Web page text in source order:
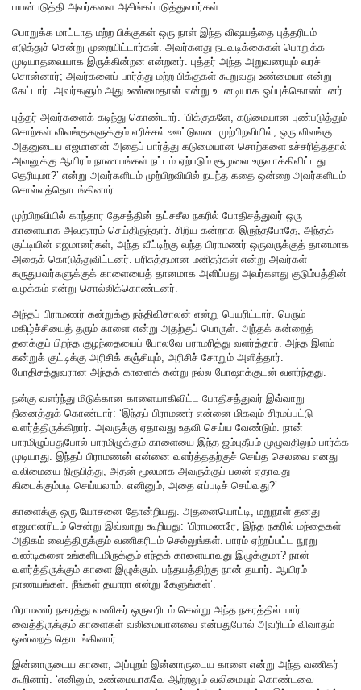
பயன்படுத்தி அவர்களை அசிங்கப்படுத்துவார்கள்.
பொறுக்க மாட்டாத மற்ற பிக்குகள் ஒரு நாள் இந்த விஷயத்தை புத்தரிடம்
எடுத்துச் சென்று முறையிட்டார்கள். அவர்களது நடவடிக்கைகள் பொறுக்க
முடியாதவையாக இருக்கின்றன என்றனர். புத்தர் அந்த அறுவரையும் வரச்
சொன்னார்; அவர்களைப் பார்த்து மற்ற பிக்குகள் கூறுவது உண்மையா என்று
கேட்டார். அவர்களும் அது உண்மைதான் என்று உடனடியாக ஒப்புக்கொண்டனர்.
புத்தர் அவர்களைக் கடிந்து கொண்டார். ‘பிக்குகளே, கடுமையான புண்படுத்தும்
சொற்கள் விலங்குகளுக்கும் எரிச்சல் ஊட்டுவன. முற்பிறவியில், ஒரு விலங்கு
அதனுடைய எஜமானன் அதைப் பார்த்து கடுமையான சொற்களை உச்சரித்ததால்
அவனுக்கு ஆயிரம் நாணயங்கள் நட்டம் ஏற்படும் சூழலை உருவாக்கிவிட்டது
தெரியுமா?’ என்று அவர்களிடம் முற்பிறவியில் நடந்த கதை ஒன்றை அவர்களிடம்
சொல்லத்தொடங்கினார்.
முற்பிறவியில் காந்தார தேசத்தின் தட்சசீல நகரில் போதிசத்துவர் ஒரு
காளையாக அவதாரம் செய்திருந்தார். சிறிய கன்றாக இருந்தபோதே, அந்தக்
குட்டியின் எஜமானர்கள், அந்த வீட்டிற்கு வந்த பிராமணர் ஒருவருக்குத் தானமாக
அதைக் கொடுத்துவிட்டனர். பரிசுத்தமான மனிதர்கள் என்று அவர்கள்
கருதுபவர்களுக்குக் காளையைத் தானமாக அளிப்பது அவர்களது குடும்பத்தின்
வழக்கம் என்று சொல்லிக்கொண்டனர்.
அந்தப் பிராமணர் கன்றுக்கு நந்திவிசாலன் என்று பெயரிட்டார். பெரும்
மகிழ்ச்சியைத் தரும் காளை என்று அதற்குப் பொருள். அந்தக் கன்றைத்
தனக்குப் பிறந்த குழந்தையைப் போலவே பராமரித்து வளர்த்தார். அந்த இளம்
கன்றுக் குட்டிக்கு அரிசிக் கஞ்சியும், அரிசிச் சோறும் அளித்தார்.
போதிசத்துவரான அந்தக் காளைக் கன்று நல்ல போஷாக்குடன் வளர்ந்தது.
நன்கு வளர்ந்து மிடுக்கான காளையாகிவிட்ட போதிசத்துவர் இவ்வாறு
நினைத்துக் கொண்டார்: ‘இந்தப் பிராமணர் என்னை மிகவும் சிரமப்பட்டு
வளர்த்திருக்கிறார். அவருக்கு ஏதாவது உதவி செய்ய வேண்டும். நான்
பாரமிழுப்பதுபோல் பாரமிழுக்கும் காளையை இந்த ஜம்புதீபம் முழுவதிலும் பார்க்க
முடியாது. இந்தப் பிராமணன் என்னை வளர்த்ததற்குச் செய்த செலவை எனது
வலிமையை நிரூபித்து, அதன் மூலமாக அவருக்குப் பலன் ஏதாவது
கிடைக்கும்படி செய்யலாம். எனினும், அதை எப்படிச் செய்வது?’
காளைக்கு ஒரு யோசனை தோன்றியது. அதனையொட்டி, மறுநாள் தனது
எஜமானரிடம் சென்று இவ்வாறு கூறியது: ‘பிராமணரே, இந்த நகரில் மந்தைகள்
அதிகம் வைத்திருக்கும் வணிகரிடம் செல்லுங்கள். பாரம் ஏற்றப்பட்ட நூறு
வண்டிகளை உங்களிடமிருக்கும் எந்தக் காளையாவது இழுக்குமா? நான்
வளர்த்திருக்கும் காளை இழுக்கும். பந்தயத்திற்கு நான் தயார். ஆயிரம்
நாணயங்கள். நீங்கள் தயாரா என்று கேளுங்கள்’.
பிராமணர் நகரத்து வணிகர் ஒருவரிடம் சென்று அந்த நகரத்தில் யார்
வைத்திருக்கும் காளைகள் வலிமையானவை என்பதுபோல் அவரிடம் விவாதம்
ஒன்றைத் தொடங்கினார்.
இன்னாருடைய காளை, அப்புறம் இன்னாருடைய காளை என்று அந்த வணிகர்
கூறினார். ‘எனினும், உண்மையாகவே ஆற்றலும் வலிமையும் கொண்டவை